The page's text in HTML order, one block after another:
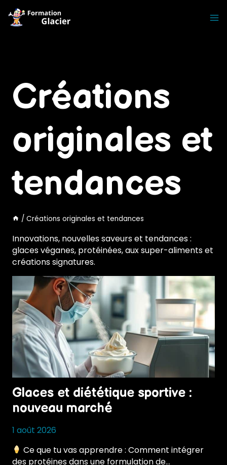
content
Créations
originales et
tendances
/ Créations originales et tendances
Innovations, nouvelles saveurs et tendances :
glaces véganes, protéinées, aux super-aliments et
créations signatures.
Glaces et diététique sportive :
nouveau marché
1 août 2026
Ce que tu vas apprendre : Comment intégrer
des protéines dans une formulation de…